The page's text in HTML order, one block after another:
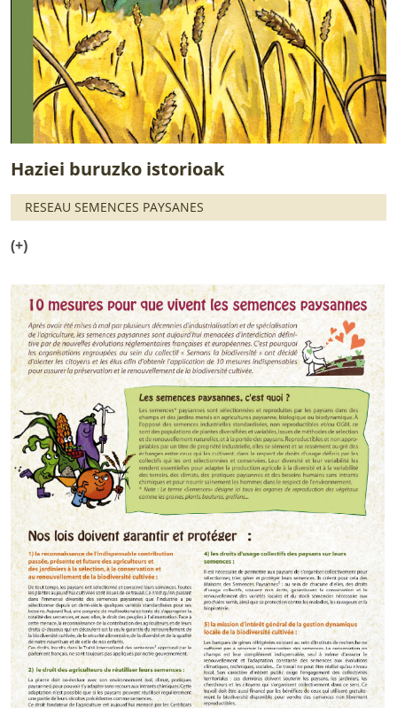
Haziei buruzko istorioak
RESEAU SEMENCES PAYSANES
(+)